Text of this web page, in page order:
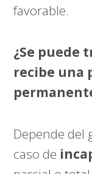
favorable.
¿Se puede
recibe una
Depende del
caso de